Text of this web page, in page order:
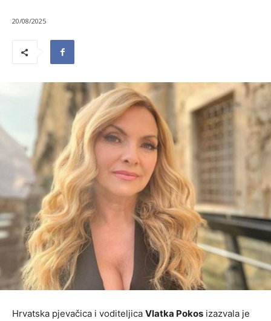
20/08/2025
Hrvatska pjevačica i voditeljica Vlatka Pokos izazvala je